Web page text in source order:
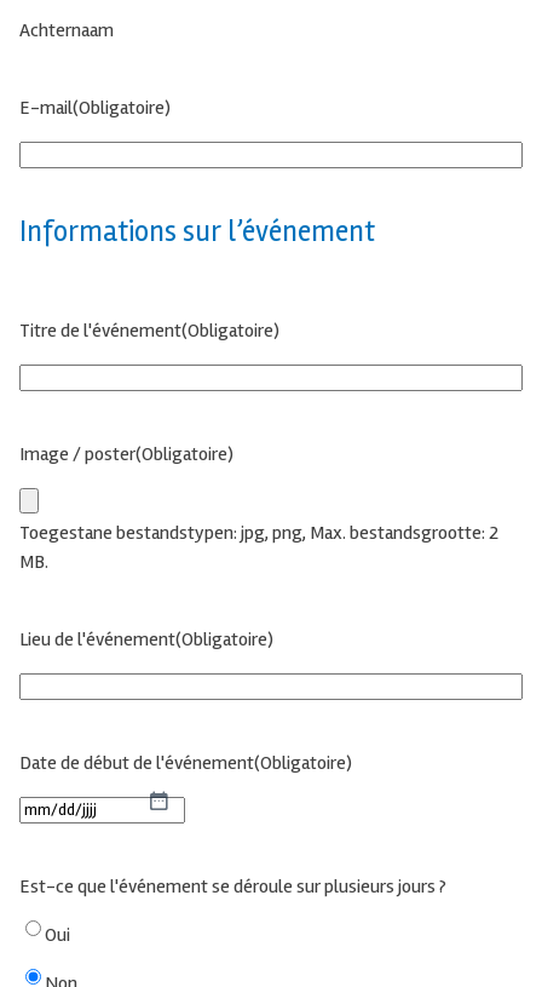
Achternaam
E-mail(Obligatoire)
Informations sur l’événement
Titre de l'événement(Obligatoire)
Image / poster(Obligatoire)
Toegestane bestandstypen: jpg, png, Max. bestandsgrootte: 2
MB.
Lieu de l'événement(Obligatoire)
Date de début de l'événement(Obligatoire)
MM
slash
JJJJ
Est-ce que l'événement se déroule sur plusieurs jours ?
Oui